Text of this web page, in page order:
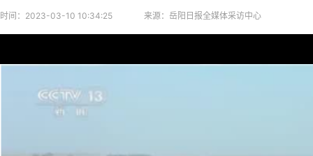
时间： 2023-03-10 10:34:25 来源： 岳阳日报全媒体采访中心